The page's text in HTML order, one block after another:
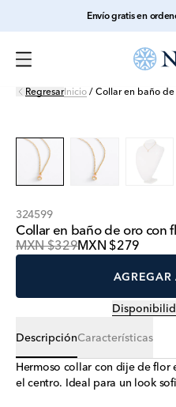
Envío gratis en
RegresarInicio / Collar en baño
324599
Collar en baño de oro con
MXN $329MXN $279
DescripciónCaracterísticas
Hermoso collar con dije de flor
el centro. Ideal para un look